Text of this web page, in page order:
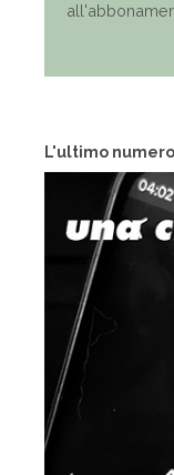
L'ultimo numero